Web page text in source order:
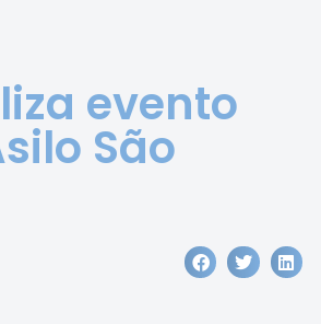
evento
São